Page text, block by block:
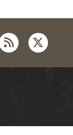
twitter